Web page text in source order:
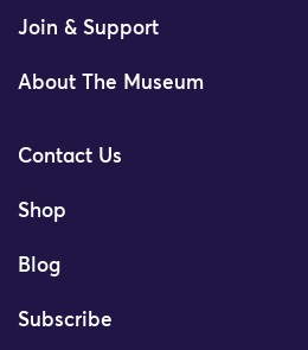
Join & Support
About The Museum
Contact Us
Shop
Blog
Subscribe